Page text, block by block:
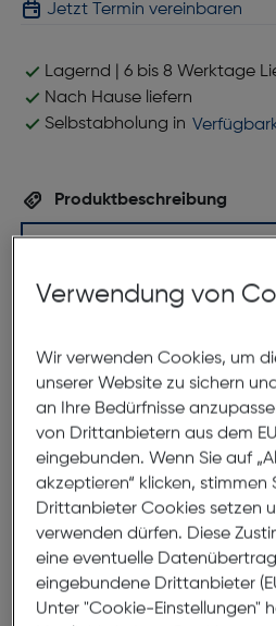
Jetzt Termin vereinbaren
Lagernd | 6 bis 8 Werktage
Nach Hause liefern
Selbstabholung in
Produktbeschreibung
ArtNr.: 180002618
verkörpert zeitlose Eleganz
stilbewusste Herren. Die
stabilem Polymer in
eine rechteckige Form mit
unverzichtbares Accessoire für
hochwertige Materialien,
zeitlose Eleganz bevorzugen,
Stil mit Klasse zu
Verwendung von
Wir verwenden Cookies, um
unserer Website zu sichern
an Ihre Bedürfnisse
von Drittanbietern aus dem
eingebunden. Wenn Sie auf
akzeptieren“ klicken, stimmen
Drittanbieter Cookies setzen
verwenden dürfen. Diese
eine eventuelle
eingebundene Drittanbieter
Unter "Cookie-Einstellungen"